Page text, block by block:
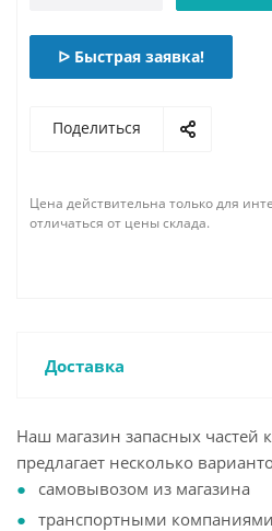
ᐅ Быстрая заявка!
Поделиться
Цена действительна только для
отличаться от цены склада.
Доставка
Наш магазин запасных частей
предлагает несколько
самовывозом из магазина
транспортными компаниями